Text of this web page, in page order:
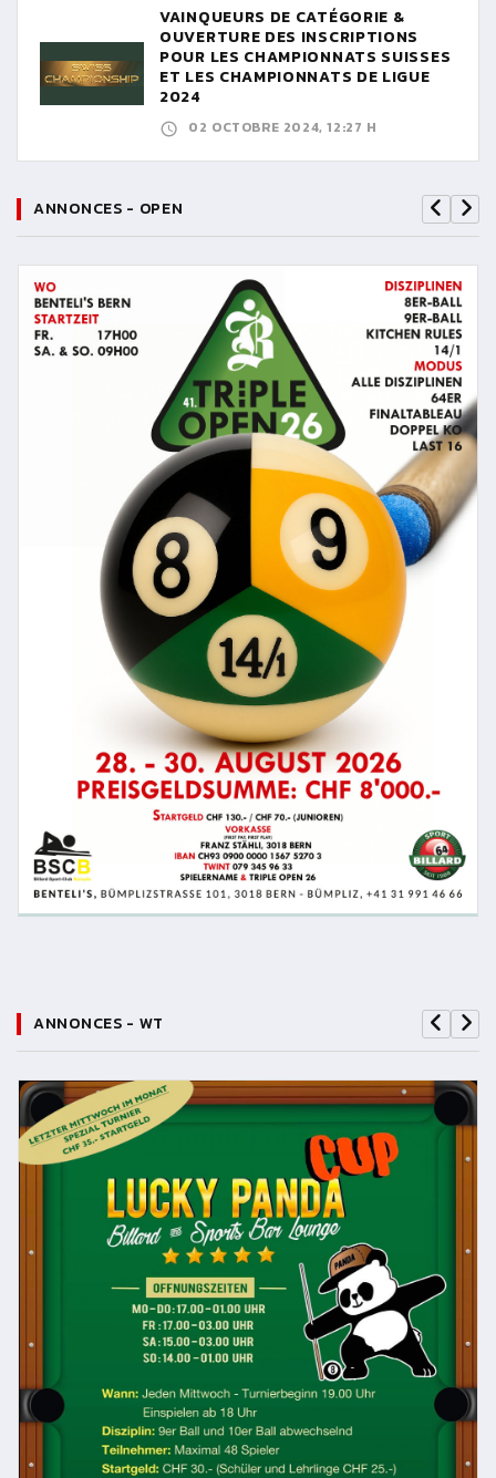
VAINQUEURS DE CATÉGORIE &
OUVERTURE DES INSCRIPTIONS
POUR LES CHAMPIONNATS SUISSES
ET LES CHAMPIONNATS DE LIGUE
2024
02 OCTOBRE 2024, 12:27 H
ANNONCES - OPEN
ANNONCES - WT